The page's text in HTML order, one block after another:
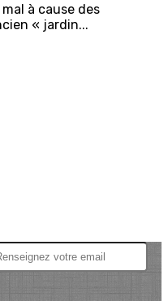
à cause des
« jardin...